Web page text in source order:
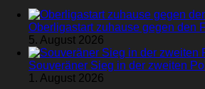
Oberligastart zuhause gegen den
5. August 2026
Souveräner Sieg in der zweiten
1. August 2026